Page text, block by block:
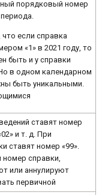
порядковый номер
что если справка
«1» в 2021 году, то
быть и у справки
в одном календарном
быть уникальными.
ставят номер
и т. д. При
ставят номер «99».
справки,
или аннулируют
первичной